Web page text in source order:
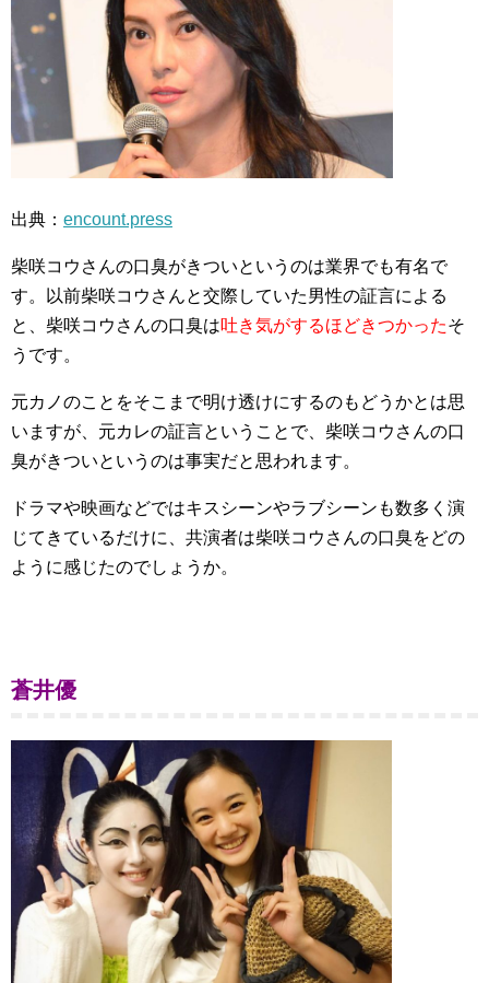
出典： encount.press
柴咲コウさんの口臭がきついというのは業界でも有名で
す。以前柴咲コウさんと交際していた男性の証言による
と、柴咲コウさんの口臭は吐き気がするほどきつかったそ
うです。
元カノのことをそこまで明け透けにするのもどうかとは思
いますが、元カレの証言ということで、柴咲コウさんの口
臭がきついというのは事実だと思われます。
ドラマや映画などではキスシーンやラブシーンも数多く演
じてきているだけに、共演者は柴咲コウさんの口臭をどの
ように感じたのでしょうか。
蒼井優